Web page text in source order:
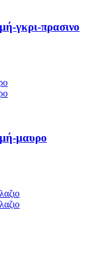
γκρι-πρασινο
μαυρο